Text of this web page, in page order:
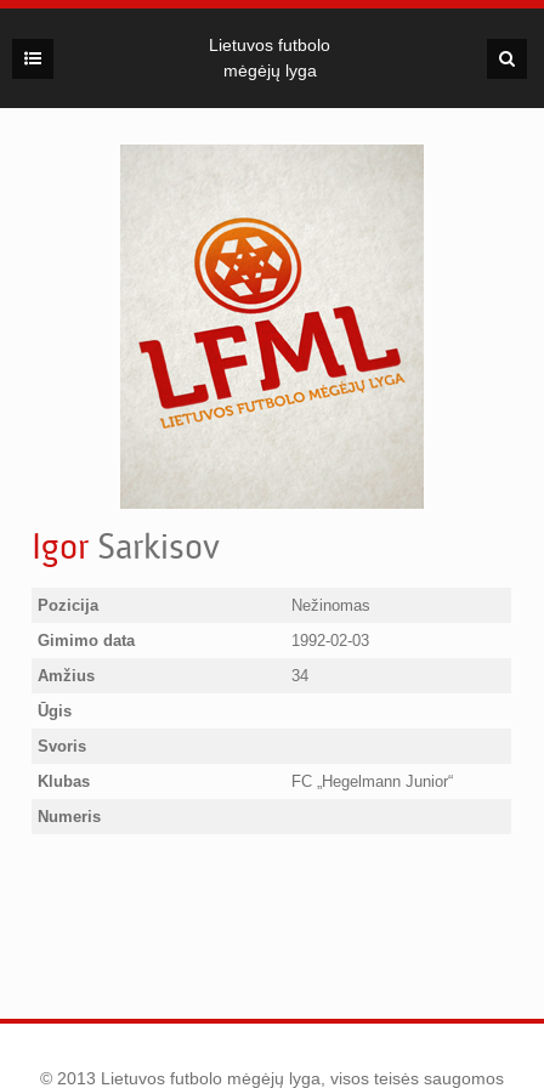
Lietuvos futbolo
mėgėjų lyga
Igor Sarkisov
Pozicija
Nežinomas
Gimimo data
1992-02-03
Amžius
34
Ūgis
Svoris
Klubas
FC „Hegelmann Junior“
Numeris
© 2013 Lietuvos futbolo mėgėjų lyga, visos teisės saugomos